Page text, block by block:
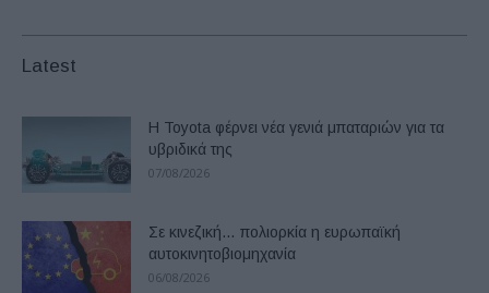
Latest
Η Toyota φέρνει νέα γενιά μπαταριών για τα
υβριδικά της
07/08/2026
Σε κινεζική… πολιορκία η ευρωπαϊκή
αυτοκινητοβιομηχανία
06/08/2026